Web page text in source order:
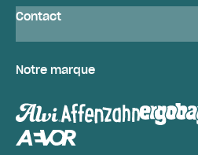
Contact
Notre marque